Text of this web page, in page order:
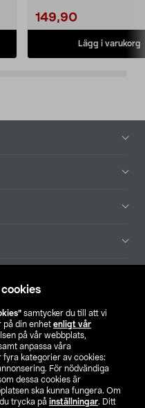
samtycker du till att vi
på din enhet enligt vår
på vår webbplats,
anpassa våra
fyra kategorier av cookies:
För nödvändiga
dessa cookies är
ska kunna fungera. Om
trycka på inställningar. Ditt
149,90
Lägg i varukorg
FI